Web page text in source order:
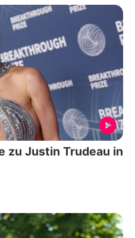
zu Justin Trudeau in